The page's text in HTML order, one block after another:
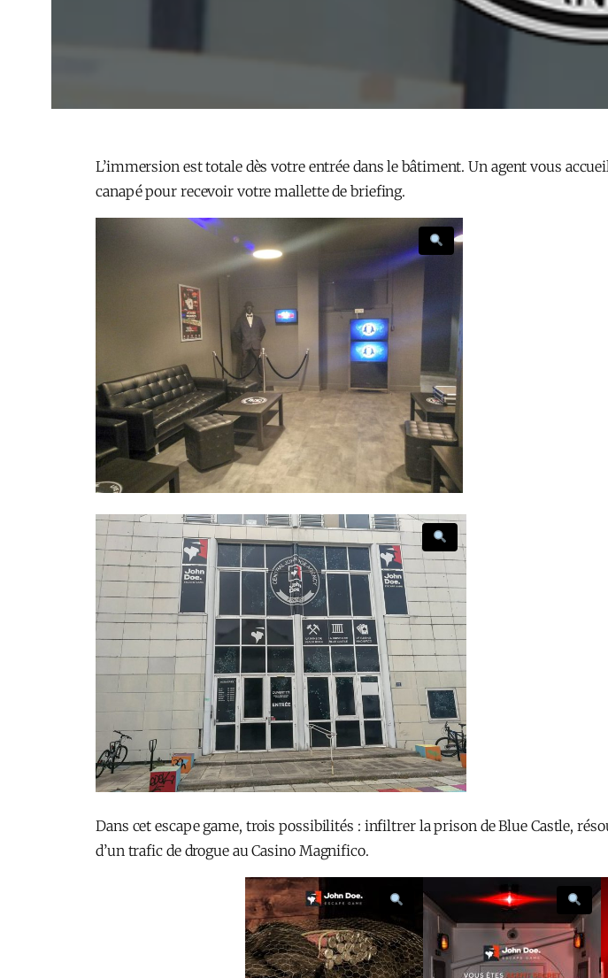
L’immersion est totale dès votre entrée dans le bâtiment. Un agent vous
canapé pour recevoir votre mallette de briefing.
Dans cet escape game, trois possibilités : infiltrer la prison de Blue Castle,
d’un trafic de drogue au Casino Magnifico.